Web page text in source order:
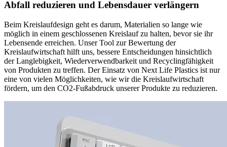
Abfall reduzieren und Lebensdauer verlängern
Beim Kreislaufdesign geht es darum, Materialien so lange wie
möglich in einem geschlossenen Kreislauf zu halten, bevor sie ihr
Lebensende erreichen. Unser Tool zur Bewertung der
Kreislaufwirtschaft hilft uns, bessere Entscheidungen hinsichtlich
der Langlebigkeit, Wiederverwendbarkeit und Recyclingfähigkeit
von Produkten zu treffen. Der Einsatz von Next Life Plastics ist nur
eine von vielen Möglichkeiten, wie wir die Kreislaufwirtschaft
fördern, um den CO2-Fußabdruck unserer Produkte zu reduzieren.